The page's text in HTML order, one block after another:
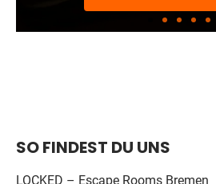
SO FINDEST DU UNS
LOCKED – Escape Rooms Bremen